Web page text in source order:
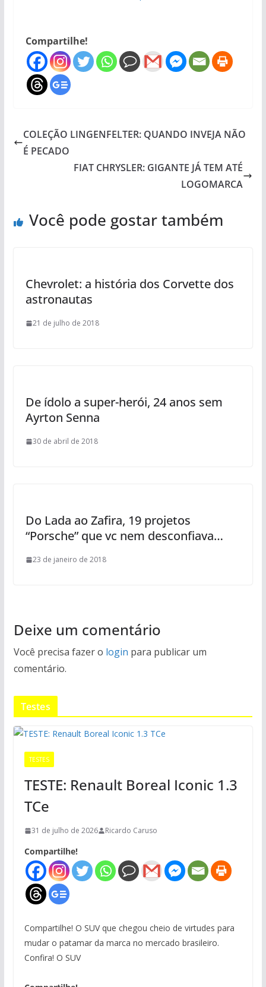
Compartilhe!
COLEÇÃO LINGENFELTER: QUANDO INVEJA NÃO
É PECADO
FIAT CHRYSLER: GIGANTE JÁ TEM ATÉ
LOGOMARCA
Você pode gostar também
Chevrolet: a história dos Corvette dos
astronautas
21 de julho de 2018
De ídolo a super-herói, 24 anos sem
Ayrton Senna
30 de abril de 2018
Do Lada ao Zafira, 19 projetos
“Porsche” que vc nem desconfiava…
23 de janeiro de 2018
Deixe um comentário
Você precisa fazer o login para publicar um
comentário.
Testes
TESTES
TESTE: Renault Boreal Iconic 1.3
TCe
31 de julho de 2026 Ricardo Caruso
Compartilhe!
Compartilhe! O SUV que chegou cheio de virtudes para
mudar o patamar da marca no mercado brasileiro.
Confira! O SUV